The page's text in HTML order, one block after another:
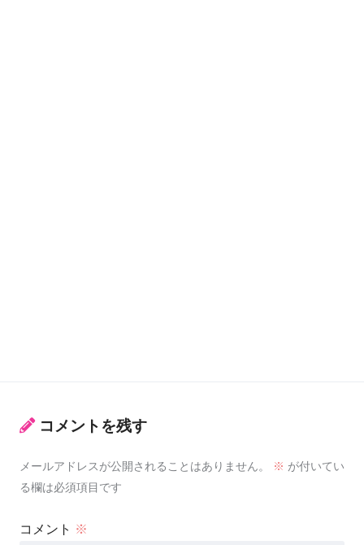
コメントを残す
メールアドレスが公開されることはありません。 ※ が付いてい
る欄は必須項目です
コメント ※